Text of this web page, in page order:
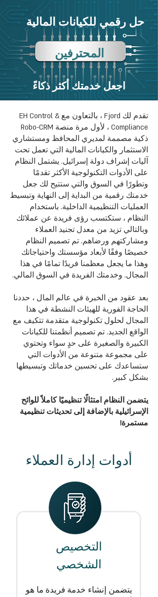
حل رقمي للكيانات المالية
المحترفين
اجعل خدمتك أكثر ذكاءً
تقدم لك Fjord ، بالتعاون مع EH Control &
Compliance ، لأول مرة منصة Robo-CRM
ذكية مصممة لمديري المحافظ ومستشاري
الاستثمار والكيانات المالية التي تعمل تحت
آليات إشراف دولة إسرائيل. يشتمل النظام
على الأدوات التكنولوجية الأكثر تقدمًا
وتطورًا في السوق والتي ستتيح لك جعل
خدمتك رقمية من البداية إلى النهاية وتبسيط
العمليات التنظيمية الداخلية. باستخدام
النظام ، ستكتسب رؤى فريدة عن عملائك
وبالتالي تزيد من معدل تجنيد العملاء
ومشاركتهم ورضاهم. تم تصميم النظام
خصيصًا وفقًا لأبعاد مؤسستك واحتياجاتك
وهذا ما يجعل معظمنا فريدًا تمامًا في هذا
المجال. وخدمتك الفريدة في السوق المالي.
بعد عقود من الخبرة في عالم المال ، حددنا
الحاجة الفورية للهيئات النشطة في هذا
المجال لحلول تكنولوجية متقدمة تتكيف مع
الواقع الجديد. تم تصميم أنظمتنا للكيانات
الكبيرة والصغيرة على حدٍ سواء وتحتوي
على مجموعة متنوعة من الأدوات التي
ستساعدك على تحسين خدماتك وتبسيطها
بشكل كبير.
يتضمن النظام امتثالًا تنظيميًا كاملاً للوائح
الإسرائيلية بالإضافة إلى تحديثات تنظيمية
مستمرة!
أدوات إدارة العملاء
التخصيص
الشخصي
يتضمن إنشاء خدمة فريدة ما هو